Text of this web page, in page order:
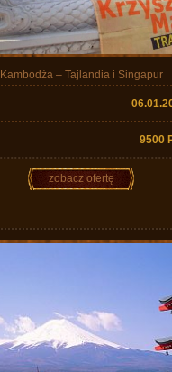
Kambodża – Tajlandia i Singapur
9500
zobacz ofertę